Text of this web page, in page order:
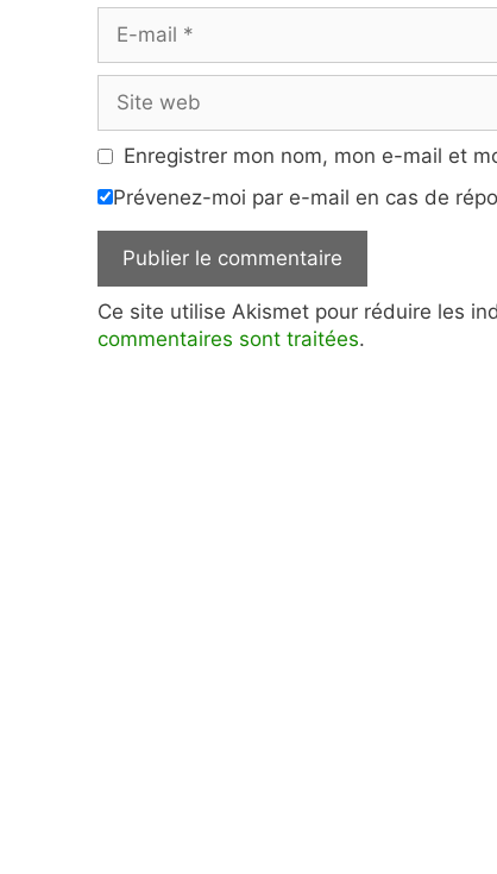
mail
web
Enregistrer mon nom, mon e-mail et
Prévenez-moi par e-mail en cas de
Ce site utilise Akismet pour réduire les
commentaires sont traitées.